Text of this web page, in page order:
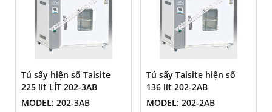
Tủ sấy hiện số Taisite
225 lít LÍT 202-3AB
MODEL: 202-3AB
Tủ sấy Taisite hiện số
136 lít 202-2AB
MODEL: 202-2AB